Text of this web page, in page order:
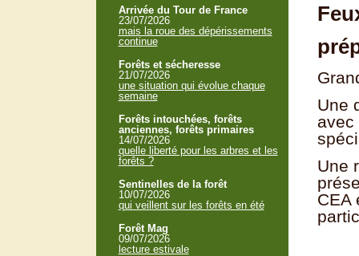
Une
avec
Une
CEA
Arrivée du Tour de France
23/07/2026
mais la roue des dépérissements
continue
Forêts et sécheresse
21/07/2026
une situation qui évolue chaque
semaine
Forêts intouchées, forêts
anciennes, forêts primaires
14/07/2026
quelle liberté pour les arbres et les
forêts ?
Sentinelles de la forêt
10/07/2026
qui veillent sur les forêts en été
Forêt Mag
09/07/2026
lecture estivale